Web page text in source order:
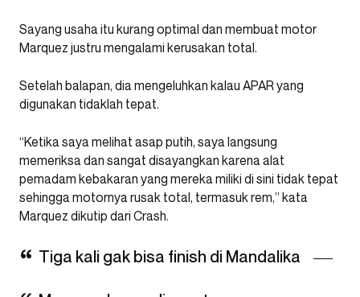
Sayang usaha itu kurang optimal dan membuat motor
Marquez justru mengalami kerusakan total.
Setelah balapan, dia mengeluhkan kalau APAR yang
digunakan tidaklah tepat.
“Ketika saya melihat asap putih, saya langsung
memeriksa dan sangat disayangkan karena alat
pemadam kebakaran yang mereka miliki di sini tidak tepat
sehingga motornya rusak total, termasuk rem,” kata
Marquez dikutip dari Crash.
Tiga kali gak bisa finish di Mandalika